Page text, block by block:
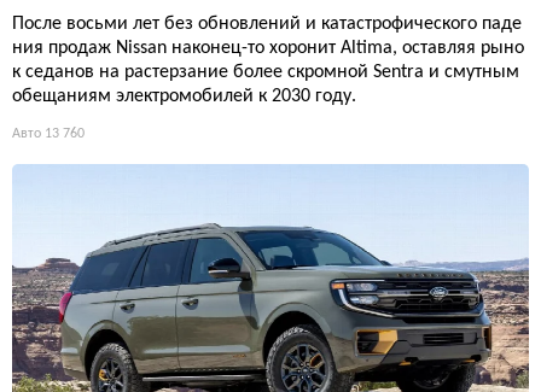
После восьми лет без обновлений и катастрофического паде
ния продаж Nissan наконец-то хоронит Altima, оставляя рыно
к седанов на растерзание более скромной Sentra и смутным
обещаниям электромобилей к 2030 году.
Авто 13 760